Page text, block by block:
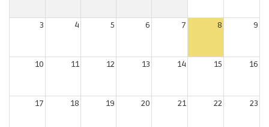
3 4 5 6 7 8 9
10 11 12 13 14 15 16
17 18 19 20 21 22 23